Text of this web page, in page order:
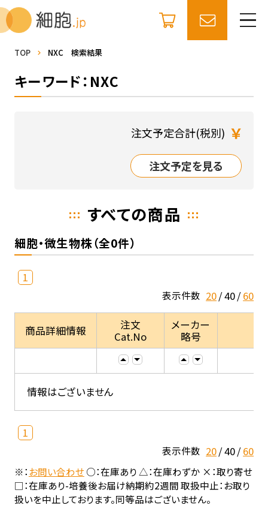
TOP NXC 検索結果
キーワード：NXC
注文予定合計(税別) ￥
注文予定を見る
すべての商品
細胞・微生物株（全0件）
1
表示件数 20 40 60
商品詳細情報
注文
Cat.No
メーカー
略号
情報はございません
1
表示件数 20 40 60
※：お問い合わせ○：在庫あり △：在庫わずか ×：取り寄せ
□：在庫あり-培養後お届け納期約2週間 取扱中止：お取り
扱いを中止しております。同等品はございません。